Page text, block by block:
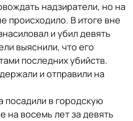
надзиратели, но на
происходило. В итоге вне
и убил девять
выяснили, что его
последних убийств.
и отправили на
посадили в городскую
на восемь лет за девять